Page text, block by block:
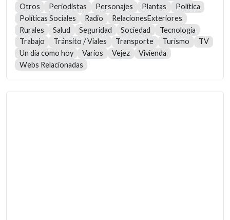
Otros
Periodistas Personajes Plantas
Política
Políticas Sociales
Radio
RelacionesExteriores
Rurales
Salud Seguridad Sociedad
Tecnología
Trabajo
Tránsito / Viales Transporte Turismo
TV
Un día como hoy
Varios Vejez
Vivienda
Webs Relacionadas